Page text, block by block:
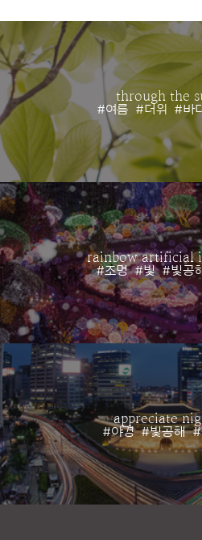
through the
#여름 #더위 #바
rainbow artificial
#조명 #빛 #빛공
appreciate
#야경 #빛공해 #